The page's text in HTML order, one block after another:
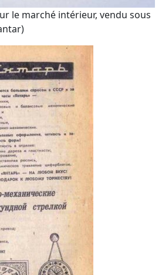
le marché intérieur, vendu sous